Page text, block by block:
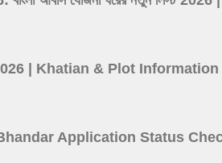
দেখুন 2026 | Khatian & Plot
Bhandar Application Status